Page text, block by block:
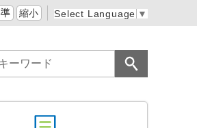
縮小 Select Language ▼